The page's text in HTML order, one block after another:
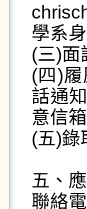
學系
(三)面
(四)
話通
意信
(五)錄
五、
聯絡